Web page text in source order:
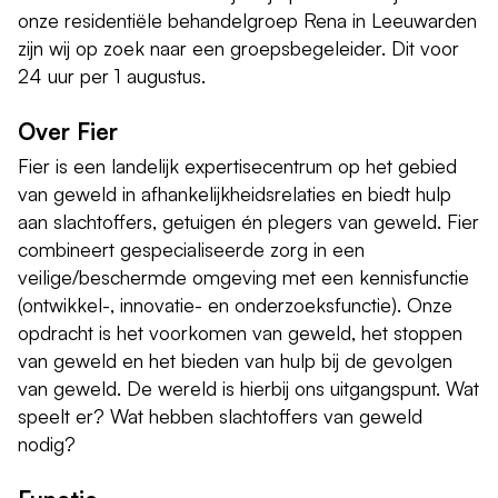
onze residentiële behandelgroep Rena in Leeuwarden
zijn wij op zoek naar een groepsbegeleider. Dit voor
24 uur per 1 augustus.
Over Fier
Fier is een landelijk expertisecentrum op het gebied
van geweld in afhankelijkheidsrelaties en biedt hulp
aan slachtoffers, getuigen én plegers van geweld. Fier
combineert gespecialiseerde zorg in een
veilige/beschermde omgeving met een kennisfunctie
(ontwikkel-, innovatie- en onderzoeksfunctie). Onze
opdracht is het voorkomen van geweld, het stoppen
van geweld en het bieden van hulp bij de gevolgen
van geweld. De wereld is hierbij ons uitgangspunt. Wat
speelt er? Wat hebben slachtoffers van geweld
nodig?